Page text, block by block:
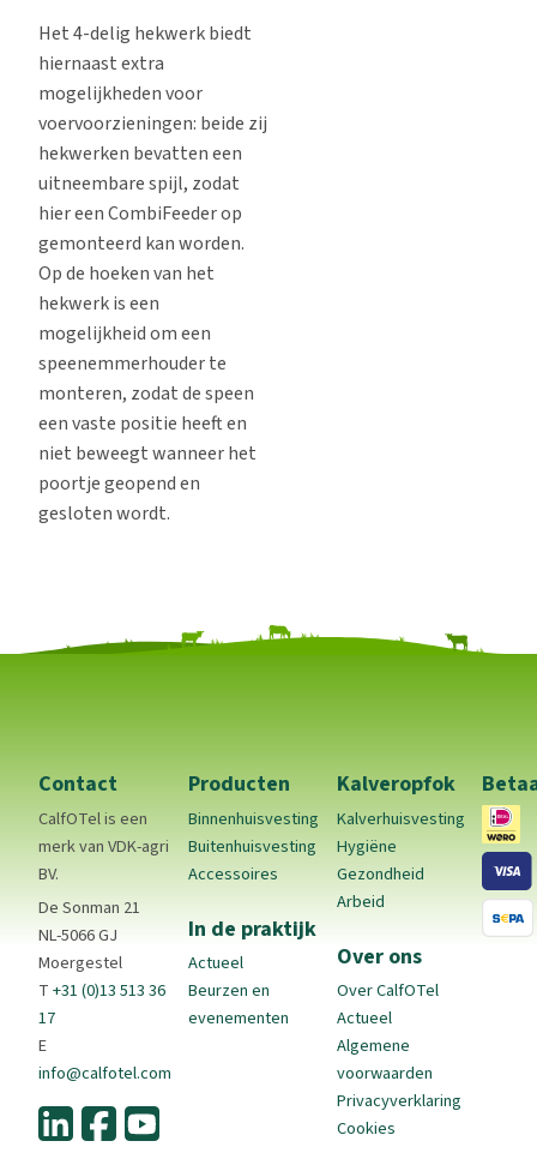
Het 4-delig hekwerk biedt
hiernaast extra
mogelijkheden voor
voervoorzieningen: beide zij
hekwerken bevatten een
uitneembare spijl, zodat
hier een CombiFeeder op
gemonteerd kan worden.
Op de hoeken van het
hekwerk is een
mogelijkheid om een
speenemmerhouder te
monteren, zodat de speen
een vaste positie heeft en
niet beweegt wanneer het
poortje geopend en
gesloten wordt.
Contact
CalfOTel is een
merk van VDK-agri
BV.
De Sonman 21
NL-5066 GJ
Moergestel
T+31 (0)13 513 36
17
E
info@calfotel.com
Producten
Binnenhuisvesting
Buitenhuisvesting
Accessoires
In de praktijk
Actueel
Beurzen en
evenementen
Kalveropfok
Kalverhuisvesting
Hygiëne
Gezondheid
Arbeid
Over ons
Over CalfOTel
Actueel
Algemene
voorwaarden
Privacyverklaring
Cookies